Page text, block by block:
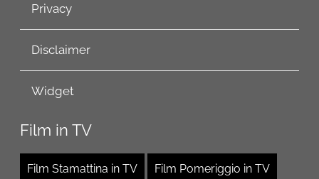
Privacy
Disclaimer
Widget
Film in TV
Film Stamattina in TV Film Pomeriggio in TV